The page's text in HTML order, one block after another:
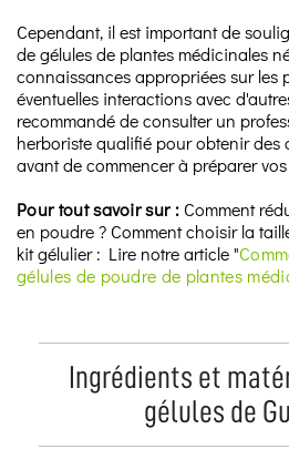
Cependant, il est important de
de gélules de plantes médicinales
connaissances appropriées sur les
éventuelles interactions avec
recommandé de consulter un
herboriste qualifié pour obtenir des
avant de commencer à préparer
Pour tout savoir sur :Comment
en poudre ? Comment choisir la
kit gélulier : Lire notre article "
gélules de poudre de plantes
Ingrédients et
gélules de